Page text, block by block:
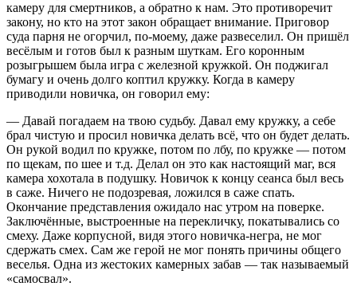
камеру для смертников, а обратно к нам. Это противоречит
закону, но кто на этот закон обращает внимание. Приговор
суда парня не огорчил, по-моему, даже развеселил. Он пришёл
весёлым и готов был к разным шуткам. Его коронным
розыгрышем была игра с железной кружкой. Он поджигал
бумагу и очень долго коптил кружку. Когда в камеру
приводили новичка, он говорил ему:
— Давай погадаем на твою судьбу. Давал ему кружку, а себе
брал чистую и просил новичка делать всё, что он будет делать.
Он рукой водил по кружке, потом по лбу, по кружке — потом
по щекам, по шее и т.д. Делал он это как настоящий маг, вся
камера хохотала в подушку. Новичок к концу сеанса был весь
в саже. Ничего не подозревая, ложился в саже спать.
Окончание представления ожидало нас утром на поверке.
Заключённые, выстроенные на перекличку, покатывались со
смеху. Даже корпусной, видя этого новичка-негра, не мог
сдержать смех. Сам же герой не мог понять причины общего
веселья. Одна из жестоких камерных забав — так называемый
«самосвал».